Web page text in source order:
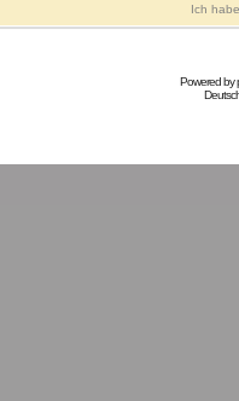
Ich
Powered by